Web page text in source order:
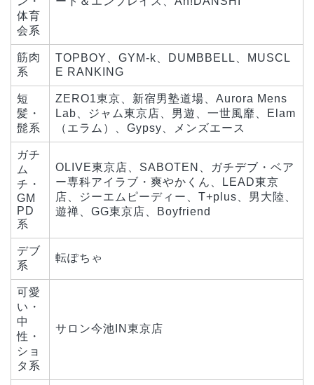
体育
会系
筋肉
系
TOPBOY、GYM-k、DUMBBELL、MUSCL
E RANKING
短
髪・
髭系
ZERO1東京、新宿男塾道場、Aurora Mens
Lab、ジャム東京店、男遊、一世風靡、Elam
（エラム）、Gypsy、メンズエース
ガチ
ム
チ・
GM
PD
系
OLIVE東京店、SABOTEN、ガチデブ・ベア
ー専科アイラブ・爽やかくん、LEAD東京
店、ジーエムピーディー、T+plus、男大陸、
遊禅、GG東京店、Boyfriend
デブ
系
転ぽちゃ
可愛
い・
中
性・
ショ
タ系
サロン今池IN東京店